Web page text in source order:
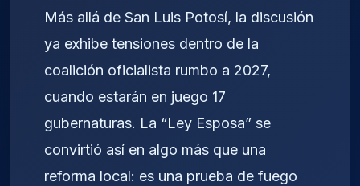
Más allá de San Luis Potosí, la discusión
ya exhibe tensiones dentro de la
coalición oficialista rumbo a 2027,
cuando estarán en juego 17
gubernaturas. La “Ley Esposa” se
convirtió así en algo más que una
reforma local: es una prueba de fuego